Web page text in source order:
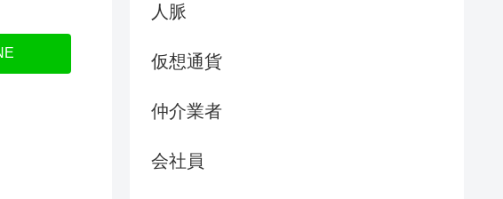
人脈
仮想通貨
仲介業者
会社員